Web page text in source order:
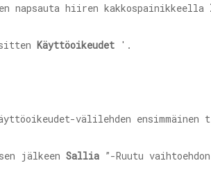
napsauta hiiren kakkospainikkeella
Käyttöoikeudet '.
välilehden
jälkeen Sallia ”-Ruutu